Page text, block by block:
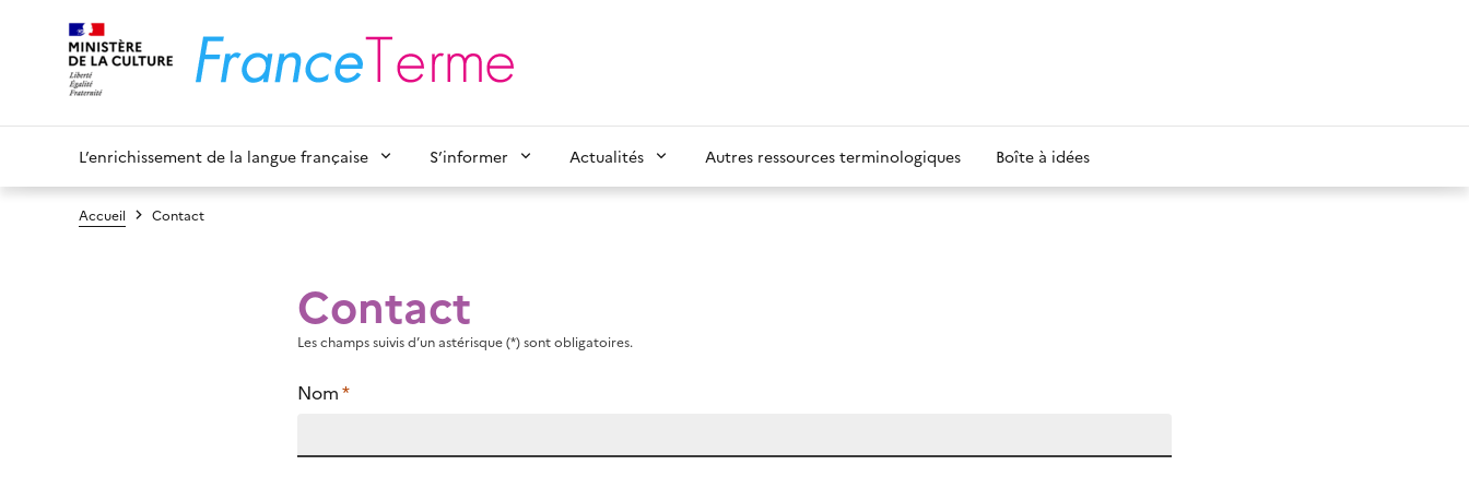
L’enrichissement de la langue française S’informer Actualités Autres ressources terminologiques Boîte à idées
Accueil Contact
Contact
Les champs suivis d’un astérisque (*) sont obligatoires.
Nom*